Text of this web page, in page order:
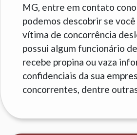
MG, entre em contato
podemos descobrir se
vítima de concorrência
possui algum funcionário
recebe propina ou vaza
confidenciais da sua
concorrentes, dentre